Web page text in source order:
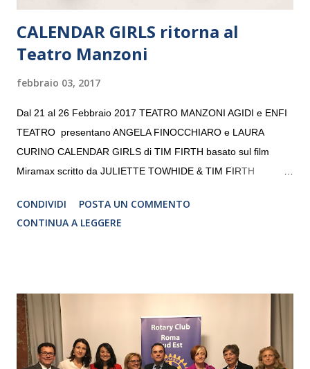
CALENDAR GIRLS ritorna al
Teatro Manzoni
febbraio 03, 2017
Dal 21 al 26 Febbraio 2017 TEATRO MANZONI AGIDI e ENFI
TEATRO presentano ANGELA FINOCCHIARO e LAURA
CURINO CALENDAR GIRLS di TIM FIRTH basato sul film
Miramax scritto da JULIETTE TOWHIDE & TIM FIRTH
CRISTINA PEZZOLI
CONDIVIDI
POSTA UN COMMENTO
CONTINUA A LEGGERE